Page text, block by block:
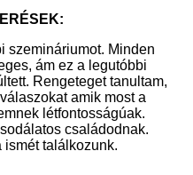
szemináriumot. Minden
ám ez a legutóbbi
Rengeteget tanultam,
amik most a
létfontosságúak.
családodnak.
ismét találkozunk.